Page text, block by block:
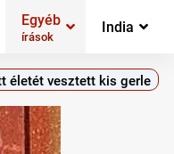
Egyéb
írások
India
életét vesztett kis gerle